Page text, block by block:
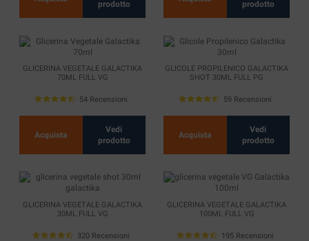
prodotto
prodotto
GLICERINA VEGETALE GALACTIKA
70ML FULL VG
54 Recensioni
Acquista
Vedi
prodotto
GLICOLE PROPILENICO GALACTIKA
SHOT 30ML FULL PG
59 Recensioni
Acquista
Vedi
prodotto
GLICERINA VEGETALE GALACTIKA
30ML FULL VG
320 Recensioni
GLICERINA VEGETALE GALACTIKA
100ML FULL VG
195 Recensioni